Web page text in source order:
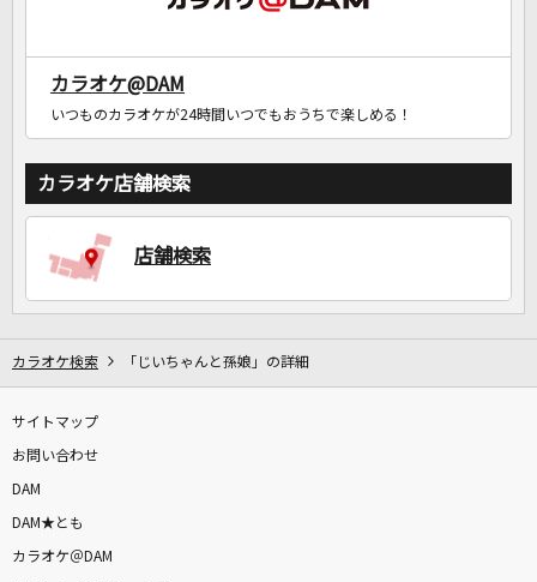
カラオケ@DAM
いつものカラオケが24時間いつでもおうちで楽しめる！
カラオケ店舗検索
店舗検索
カラオケ検索 「じいちゃんと孫娘」の詳細
サイトマップ
お問い合わせ
DAM
DAM★とも
カラオケ＠DAM